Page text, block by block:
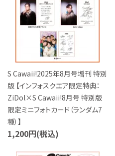
グラビア
アイドル・タレント
ヒーロー文庫
ロト・ナンバーズ書籍・グッズ
ご利用ガイド
S Cawaii!2025年8月号増刊 特別
版 【インフォスクエア限定特典：
ZiDol×S Cawaii!8月号 特別版
限定ミニフォトカード（ランダム7
種）】
1,200円(税込)